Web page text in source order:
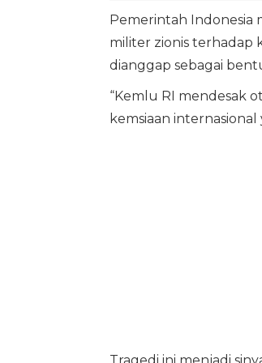
Pemerintah Indonesia
militer zionis terhadap
dianggap sebagai
“Kemlu RI mendesak
kemsiaan